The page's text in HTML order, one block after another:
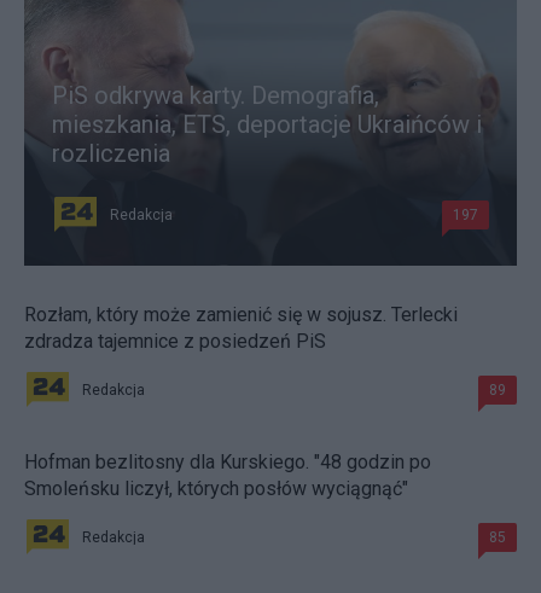
PiS odkrywa karty. Demografia,
mieszkania, ETS, deportacje Ukraińców i
rozliczenia
Redakcja 197
Rozłam, który może zamienić się w sojusz. Terlecki
zdradza tajemnice z posiedzeń PiS
Redakcja 89
Hofman bezlitosny dla Kurskiego. "48 godzin po
Smoleńsku liczył, których posłów wyciągnąć"
Redakcja 85